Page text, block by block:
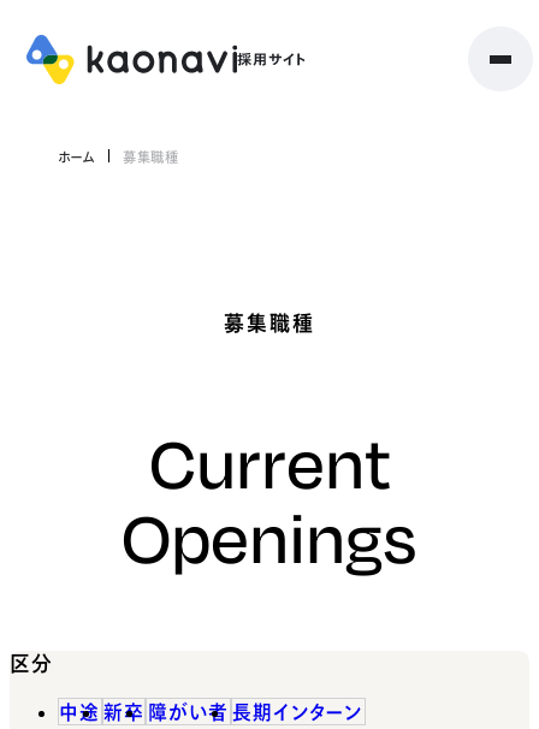
ホーム 募集職種
募集職種
Current
Openings
区分
中途 新卒 障がい者 長期インターン